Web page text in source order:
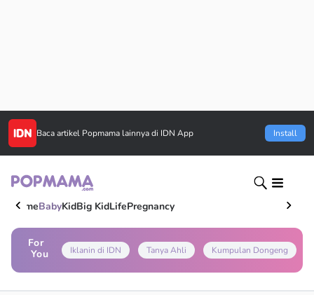
Baca artikel Popmama lainnya di IDN App Install
HomeBabyKidBig KidLifePregnancy
For
You
Iklanin di IDN Tanya Ahli Kumpulan Dongeng